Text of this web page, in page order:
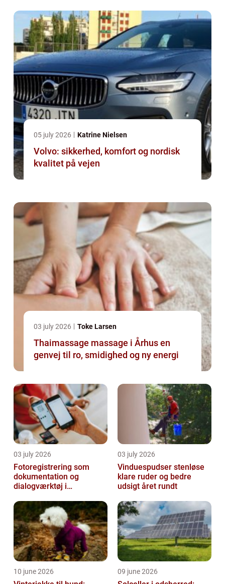
05 july 2026 Katrine Nielsen
Volvo: sikkerhed, komfort og nordisk
kvalitet på vejen
03 july 2026 Toke Larsen
Thaimassage massage i Århus en
genvej til ro, smidighed og ny energi
03 july 2026
Fotoregistrering som
dokumentation og
dialogværktøj i
03 july 2026
Vinduespudser stenløse
klare ruder og bedre
udsigt året rundt
10 june 2026 09 june 2026